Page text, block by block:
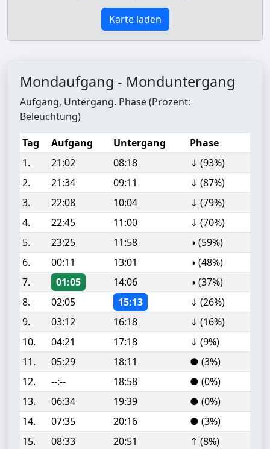
Karte laden
Mondaufgang - Monduntergang
Aufgang, Untergang. Phase (Prozent:
Beleuchtung)
Tag
Aufgang Untergang
Phase
1.
21:02 08:18
⇓ (93%)
2.
21:34 09:11
⇓ (87%)
3.
22:08 10:04
⇓ (79%)
4.
22:45 11:00
⇓ (70%)
5.
23:25 11:58
◑ (59%)
6.
00:11 13:01
◑ (48%)
7.
01:05 14:06
◑ (37%)
8.
02:05 15:13
⇓ (26%)
9.
03:12 16:18
⇓ (16%)
10.
04:21 17:18
⇓ (9%)
11.
05:29 18:11
● (3%)
12.
--:-- 18:58
● (0%)
13.
06:34 19:39
● (0%)
14.
07:35 20:16
● (3%)
15.
08:33 20:51
⇑ (8%)